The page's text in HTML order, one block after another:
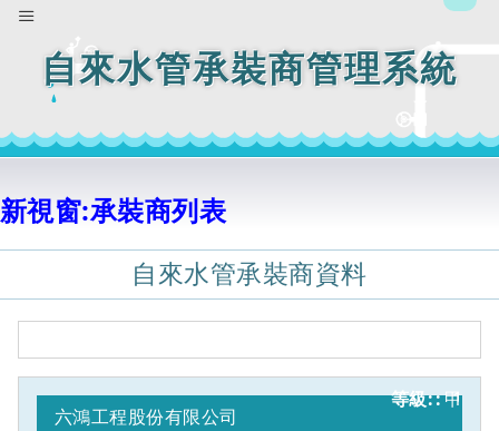
自來水管承裝商管理系統
新視窗:承裝商列表
自來水管承裝商資料
1
六鴻工程股份有限公司
甲